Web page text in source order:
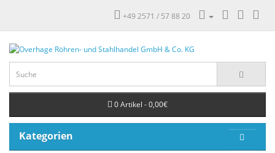
+49 2571 / 57 88 20
0 Artikel - 0,00€
Kategorien